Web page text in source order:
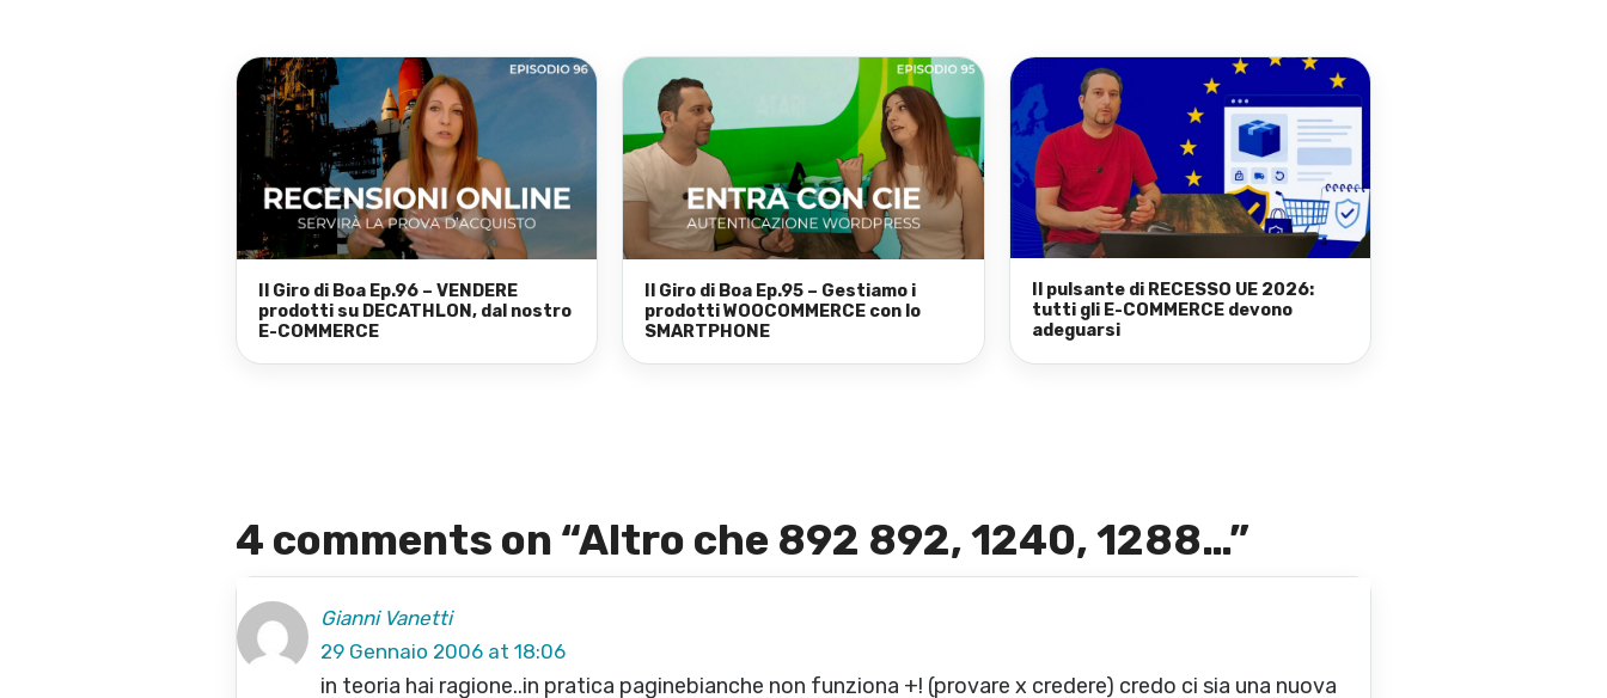
Il Giro di Boa Ep.96 – VENDERE
prodotti su DECATHLON, dal nostro
E-COMMERCE
Il Giro di Boa Ep.95 – Gestiamo i
prodotti WOOCOMMERCE con lo
SMARTPHONE
Il pulsante di RECESSO UE 2026:
tutti gli E-COMMERCE devono
adeguarsi
4 comments on “Altro che 892 892, 1240, 1288…”
Gianni Vanetti
29 Gennaio 2006 at 18:06
in teoria hai ragione..in pratica paginebianche non funziona +! (provare x credere) credo ci sia una nuova